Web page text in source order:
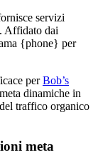
servizi
Affidato dai
{phone} per
perBob’s
dinamiche in
traffico organico
meta